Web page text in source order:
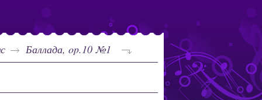
Баллада, op.10 №1